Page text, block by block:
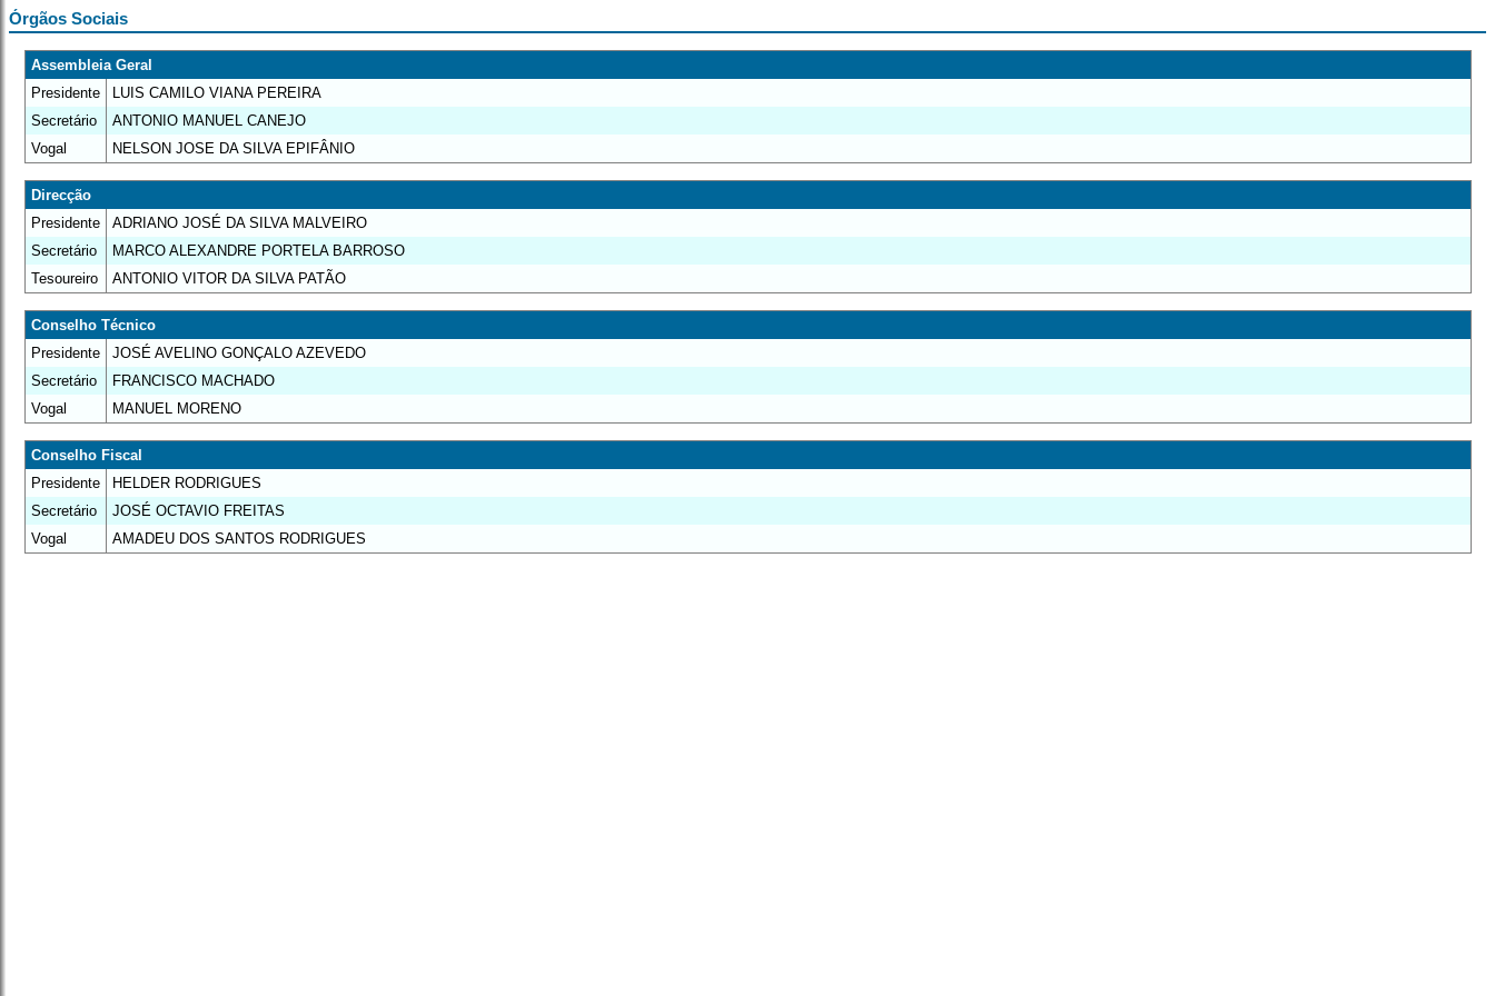
Órgãos Sociais
Assembleia Geral
Presidente
LUIS CAMILO VIANA PEREIRA
Secretário
ANTONIO MANUEL CANEJO
Vogal
NELSON JOSE DA SILVA EPIFÂNIO
Direcção
Presidente
ADRIANO JOSÉ DA SILVA MALVEIRO
Secretário
MARCO ALEXANDRE PORTELA BARROSO
Tesoureiro
ANTONIO VITOR DA SILVA PATÃO
Conselho Técnico
Presidente
JOSÉ AVELINO GONÇALO AZEVEDO
Secretário
FRANCISCO MACHADO
Vogal
MANUEL MORENO
Conselho Fiscal
Presidente
HELDER RODRIGUES
Secretário
JOSÉ OCTAVIO FREITAS
Vogal
AMADEU DOS SANTOS RODRIGUES